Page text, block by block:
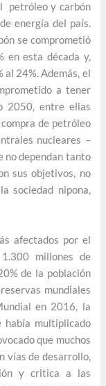
petróleo y carbón
energía del país.
se comprometió
en esta década y,
24%. Además, el
a tener
2050, entre ellas
de petróleo
nucleares –
no dependan tanto
sus objetivos, no
sociedad nipona,
afectados por el
millones de
de la población
mundiales
en 2016, la
había multiplicado
que muchos
vías de desarrollo,
y critica a las